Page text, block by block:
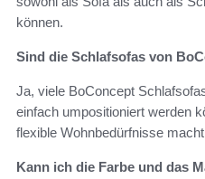
können.
Sind die Schlafsofas von
Ja, viele BoConcept
einfach umpositioniert werden
flexible Wohnbedürfnisse
Kann ich die Farbe und das